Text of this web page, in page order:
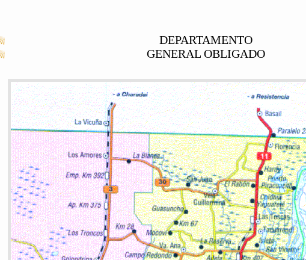
DEPARTAMENTO
GENERAL OBLIGADO